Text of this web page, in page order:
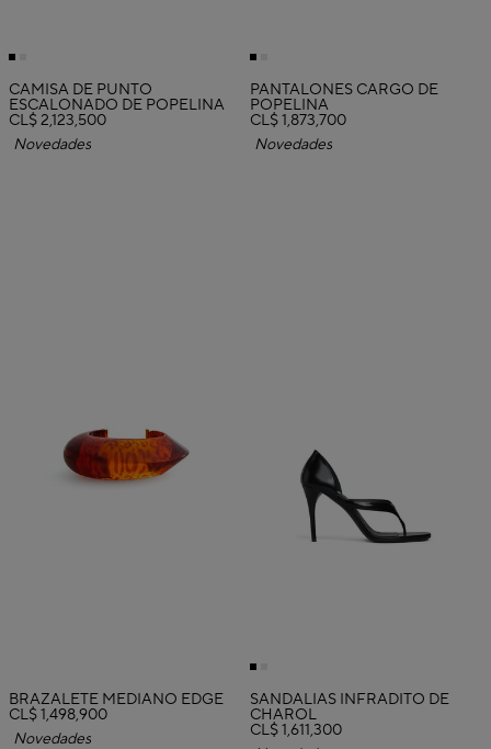
CAMISA DE PUNTO
ESCALONADO DE POPELINA
CL$ 2,123,500
Novedades
PANTALONES CARGO DE
POPELINA
CL$ 1,873,700
Novedades
BRAZALETE MEDIANO EDGE
CL$ 1,498,900
Novedades
SANDALIAS INFRADITO DE
CHAROL
CL$ 1,611,300